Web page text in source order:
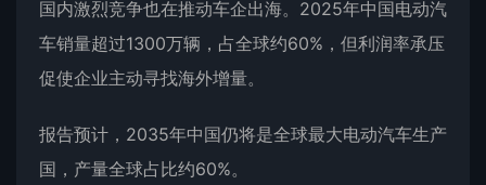
国内激烈竞争也在推动车企出海。2025年中国电动汽
车销量超过1300万辆，占全球约60%，但利润率承压
促使企业主动寻找海外增量。
报告预计，2035年中国仍将是全球最大电动汽车生产
国，产量全球占比约60%。